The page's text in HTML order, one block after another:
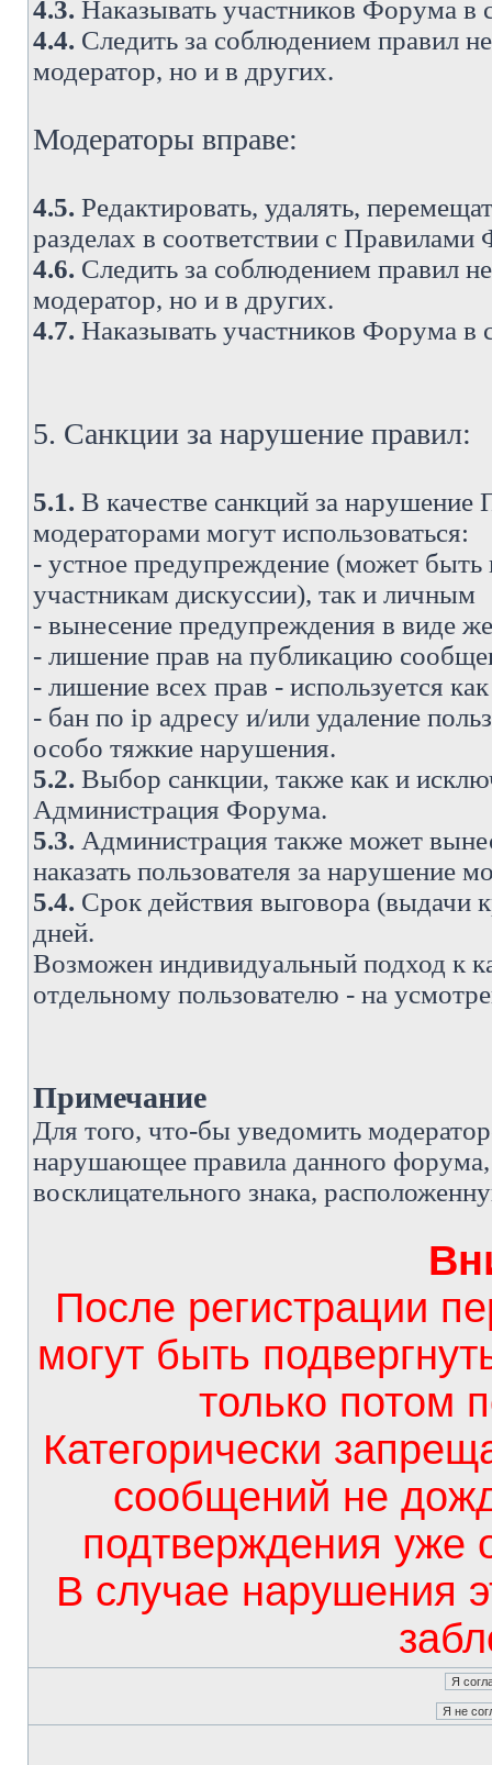
4.3. Наказывать участников Форума
4.4. Следить за соблюдением правил
модератор, но и в других.
Модераторы вправе:
4.5. Редактировать, удалять,
разделах в соответствии с
4.6. Следить за соблюдением правил
модератор, но и в других.
4.7. Наказывать участников Форума
5. Санкции за нарушение правил:
5.1. В качестве санкций за
модераторами могут использоваться:
- устное предупреждение (может
участникам дискуссии), так и личным
- вынесение предупреждения в виде
- лишение прав на публикацию
- лишение всех прав - используется
- бан по ip адресу и/или удаление
особо тяжкие нарушения.
5.2. Выбор санкции, также как и
Администрация Форума.
5.3. Администрация также может
наказать пользователя за
5.4. Срок действия выговора (выдачи
дней.
Возможен индивидуальный подход к
отдельному пользователю - на
Примечание
Для того, что-бы уведомить
нарушающее правила данного форума,
восклицательного знака,
После регистрации
могут быть
только потом
Категорически
сообщений не
подтверждения уже
В случае нарушения